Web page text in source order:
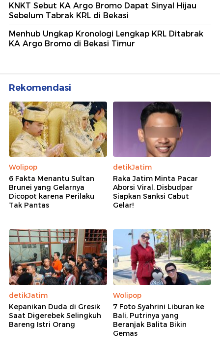
KNKT Sebut KA Argo Bromo Dapat Sinyal Hijau
Sebelum Tabrak KRL di Bekasi
Menhub Ungkap Kronologi Lengkap KRL Ditabrak
KA Argo Bromo di Bekasi Timur
Rekomendasi
Wolipop
6 Fakta Menantu Sultan
Brunei yang Gelarnya
Dicopot karena Perilaku
Tak Pantas
detikJatim
Raka Jatim Minta Pacar
Aborsi Viral, Disbudpar
Siapkan Sanksi Cabut
Gelar!
detikJatim
Kepanikan Duda di Gresik
Saat Digerebek Selingkuh
Bareng Istri Orang
Wolipop
7 Foto Syahrini Liburan ke
Bali, Putrinya yang
Beranjak Balita Bikin
Gemas